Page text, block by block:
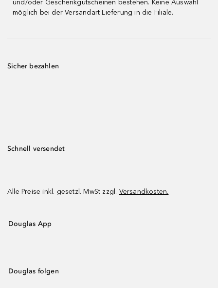
und/oder Geschenkgutscheinen bestehen. Keine Auswahl
möglich bei der Versandart Lieferung in die Filiale.
Sicher bezahlen
Schnell versendet
Alle Preise inkl. gesetzl. MwSt zzgl. Versandkosten.
Douglas App
Douglas folgen